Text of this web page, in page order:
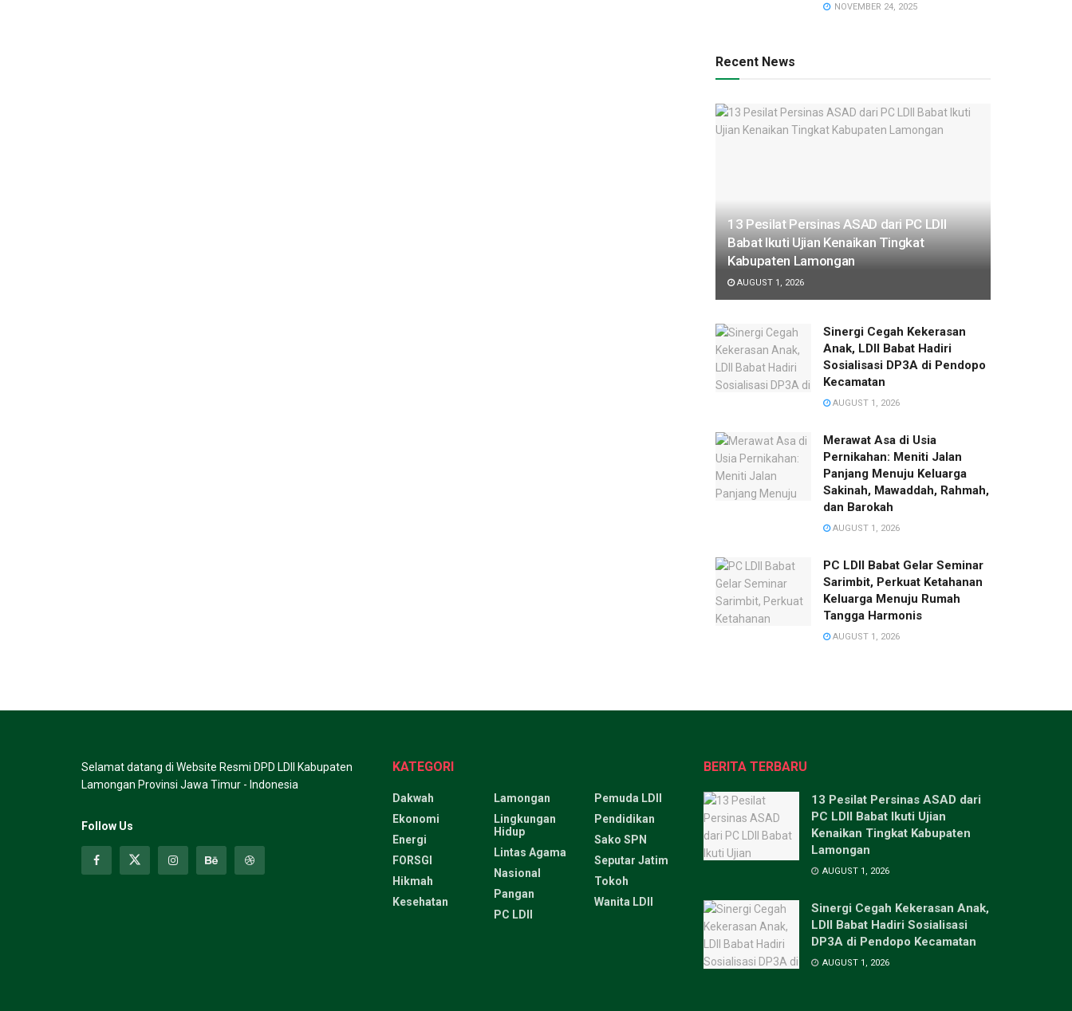
NOVEMBER 24, 2025
Recent News
13 Pesilat Persinas ASAD dari PC LDII
Babat Ikuti Ujian Kenaikan Tingkat
Kabupaten Lamongan
AUGUST 1, 2026
Sinergi Cegah Kekerasan
Anak, LDII Babat Hadiri
Sosialisasi DP3A di Pendopo
Kecamatan
AUGUST 1, 2026
Merawat Asa di Usia
Pernikahan: Meniti Jalan
Panjang Menuju Keluarga
Sakinah, Mawaddah, Rahmah,
dan Barokah
AUGUST 1, 2026
PC LDII Babat Gelar Seminar
Sarimbit, Perkuat Ketahanan
Keluarga Menuju Rumah
Tangga Harmonis
AUGUST 1, 2026
Selamat datang di Website Resmi DPD LDII Kabupaten
Lamongan Provinsi Jawa Timur - Indonesia
Follow Us
KATEGORI
Dakwah
Ekonomi
Energi
FORSGI
Hikmah
Kesehatan
Lamongan
Lingkungan
Hidup
Lintas Agama
Nasional
Pangan
PC LDII
Pemuda LDII
Pendidikan
Sako SPN
Seputar Jatim
Tokoh
Wanita LDII
BERITA TERBARU
13 Pesilat Persinas ASAD dari
PC LDII Babat Ikuti Ujian
Kenaikan Tingkat Kabupaten
Lamongan
AUGUST 1, 2026
Sinergi Cegah Kekerasan Anak,
LDII Babat Hadiri Sosialisasi
DP3A di Pendopo Kecamatan
AUGUST 1, 2026